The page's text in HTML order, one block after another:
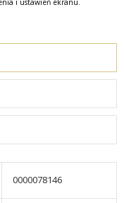
i ustawień ekranu.
0000078146